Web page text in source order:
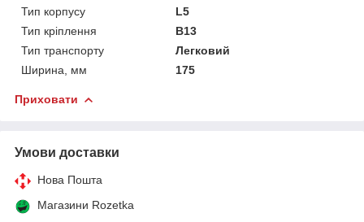
Тип корпусу
L5
Тип кріплення
B13
Тип транспорту
Легковий
Ширина, мм
175
Приховати
Умови доставки
Нова Пошта
Магазини Rozetka